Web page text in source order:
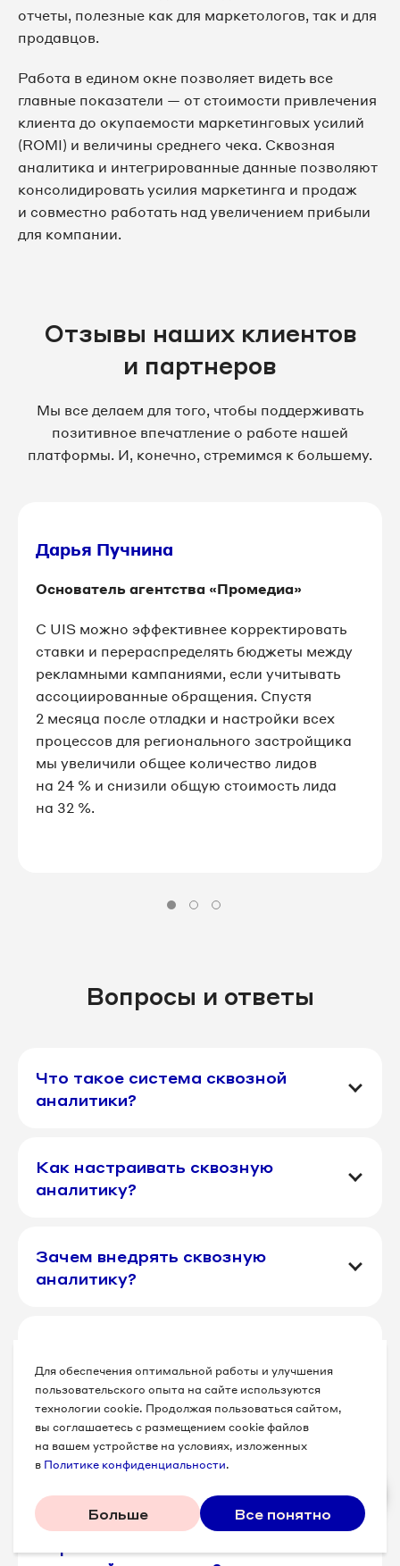
Для обеспечения оптимальной работы и улучшения
пользовательского опыта на сайте используются
технологии cookie. Продолжая пользоваться сайтом,
вы соглашаетесь с размещением cookie файлов
на вашем устройстве на условиях, изложенных
в Политике конфиденциальности.
Больше Все понятно
отчеты, полезные как для маркетологов, так и для
продавцов.
Работа в едином окне позволяет видеть все
главные показатели — от стоимости привлечения
клиента до окупаемости маркетинговых усилий
(ROMI) и величины среднего чека. Сквозная
аналитика и интегрированные данные позволяют
консолидировать усилия маркетинга и продаж
и совместно работать над увеличением прибыли
для компании.
Отзывы наших клиентов
и партнеров
Мы все делаем для того, чтобы поддерживать
позитивное впечатление о работе нашей
платформы. И, конечно, стремимся к большему.
Дарья Пучнина
Основатель агентства «Промедиа»
C UIS можно эффективнее корректировать
ставки и перераспределять бюджеты между
рекламными кампаниями, если учитывать
ассоциированные обращения. Спустя
2 месяца после отладки и настройки всех
процессов для регионального застройщика
мы увеличили общее количество лидов
на 24 % и снизили общую стоимость лида
на 32 %.
Вопросы и ответы
Что такое система сквозной
аналитики?
Как настраивать сквозную
аналитику?
Зачем внедрять сквозную
аналитику?
аналитики
Как происходит сбор и обработка
данных в сквозной аналитике?
Как проводить анализ